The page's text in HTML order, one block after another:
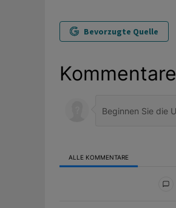
Bevorzugte Quelle
Kommentare
ALLE KOMMENTARE